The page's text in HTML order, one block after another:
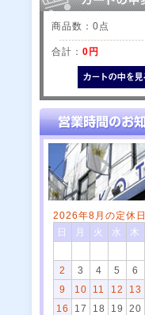
商品数：0点
合計： 0円
2026年8月の定休日
日
月 火 水 木
2
3 4 5 6
9
10 11 12 13
16
17 18 19 20